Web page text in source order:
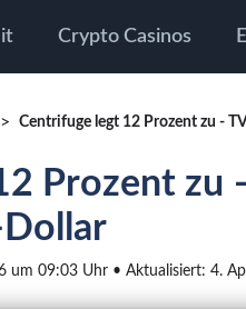
Crypto Casinos
Centrifuge legt 12 Prozent zu -
Prozent zu
um 09:03 Uhr • Aktualisiert: 4.